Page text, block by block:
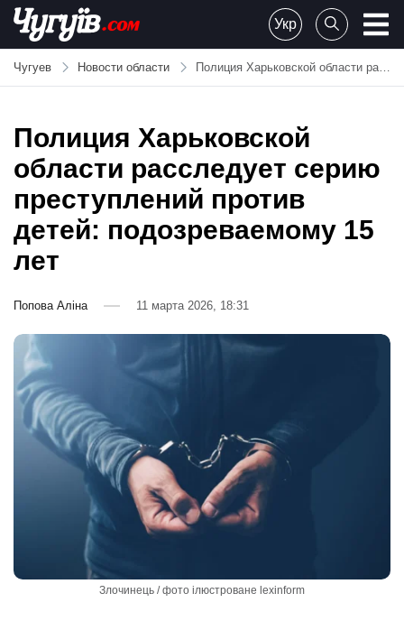
Skip
content
Chuguiv
Укр
Чугуев Новости области Полиция Харьковской области расследует серию преступлений против детей: подозреваемому 15 лет
Полиция Харьковской
области расследует серию
преступлений против
детей: подозреваемому 15
лет
Попова Аліна 11 марта 2026, 18:31
Злочинець / фото ілюстроване lexinform